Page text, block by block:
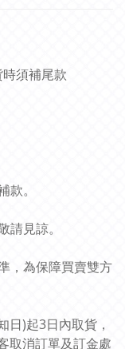
須補尾款
。
見諒。
，為保障買賣雙方
)起3日內取貨，
取消訂單及訂金處